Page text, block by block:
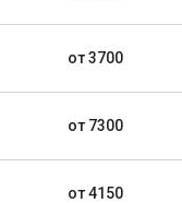
от 3700
от 7300
от 4150